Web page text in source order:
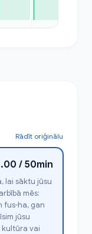
Rādīt oriģinālu
/ 50min
lai sāktu jūsu
mēs:
fus-ha, gan
jūsu
kultūra vai